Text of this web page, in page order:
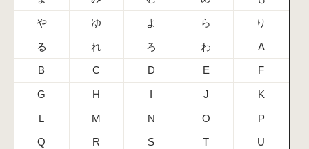
や ゆ よ ら り
る れ ろ わ A
B C D E F
G H I J K
L M N O P
Q R S T U